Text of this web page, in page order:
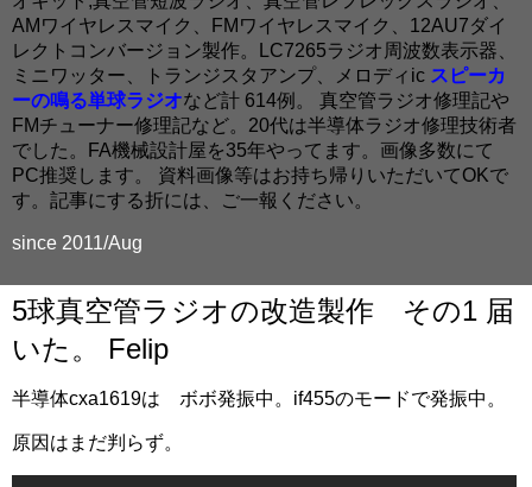
AMワイヤレスマイク、FMワイヤレスマイク、12AU7ダイ
レクトコンバージョン製作。LC7265ラジオ周波数表示器、
ミニワッター、トランジスタアンプ、メロディic スピーカ
ーの鳴る単球ラジオなど計 614例。 真空管ラジオ修理記や
FMチューナー修理記など。20代は半導体ラジオ修理技術者
でした。FA機械設計屋を35年やってます。画像多数にて
PC推奨します。 資料画像等はお持ち帰りいただいてOKで
す。記事にする折には、ご一報ください。
since 2011/Aug
5球真空管ラジオの改造製作 その1 届
いた。 Felip
半導体cxa1619は ボボ発振中。if455のモードで発振中。
原因はまだ判らず。